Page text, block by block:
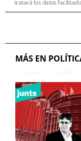
tratará los datos
MÁS EN